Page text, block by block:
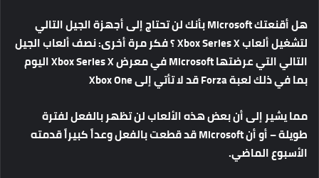
هل أقنعتك Microsoft بأنك لن تحتاج إلى أجهزة الجيل التالي
لتشغيل ألعاب Xbox Series X ؟ فكر مرة أخرى: نصف ألعاب الجيل
التالي التي عرضتها Microsoft في معرض Xbox Series X اليوم
بما في ذلك لعبة Forza قد لا تأتي إلى Xbox One
مما يشير إلى أن بعض هذه الألعاب لن تظهر بالفعل لفترة
طويلة – أو أن Microsoft قد قطعت بالفعل وعداً كبيراً قدمته
الأسبوع الماضي.